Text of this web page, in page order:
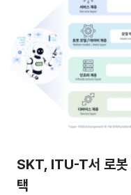
SKT, ITU-T서 로봇
택